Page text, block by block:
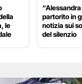
le
partorito in
notizia sui
del silenzio